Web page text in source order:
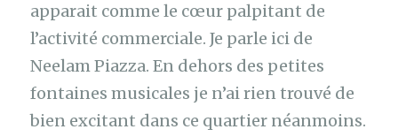
apparait comme le cœur palpitant de
l’activité commerciale. Je parle ici de
Neelam Piazza. En dehors des petites
fontaines musicales je n’ai rien trouvé de
bien excitant dans ce quartier néanmoins.